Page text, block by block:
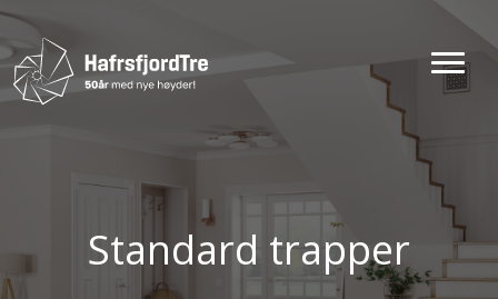
Standard trapper
Ditt navn*
Telefon*